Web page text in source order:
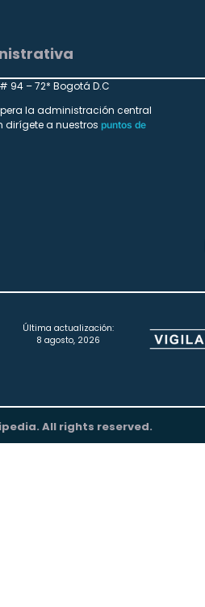
94 – 72* Bogotá D.C
la administración central
dirígete a nuestros puntos de
Última actualización:
8 agosto, 2026
All rights reserved.